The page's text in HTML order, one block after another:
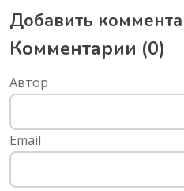
Добавить
Комментарии (0)
Автор
Email